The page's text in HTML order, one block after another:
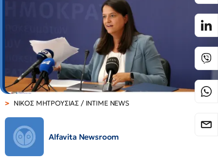
ΝΙΚΟΣ ΜΗΤΡΟΥΣΙΑΣ / INTIME NEWS
Alfavita Newsroom